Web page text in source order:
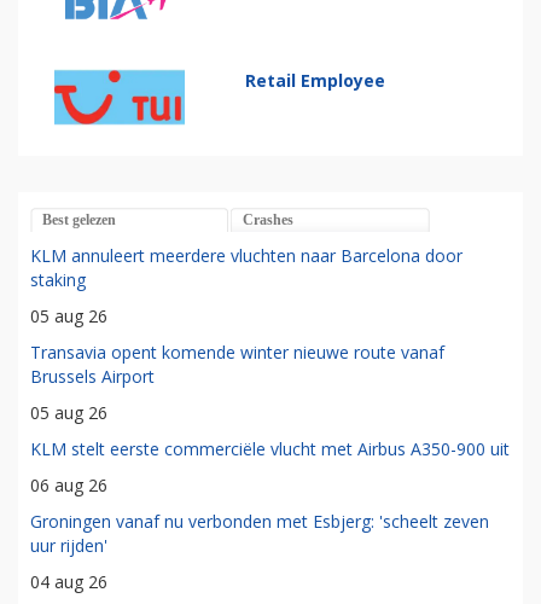
Retail Employee
Best gelezen Crashes
KLM annuleert meerdere vluchten naar Barcelona door
staking
05 aug 26
Transavia opent komende winter nieuwe route vanaf
Brussels Airport
05 aug 26
KLM stelt eerste commerciële vlucht met Airbus A350-900 uit
06 aug 26
Groningen vanaf nu verbonden met Esbjerg: 'scheelt zeven
uur rijden'
04 aug 26